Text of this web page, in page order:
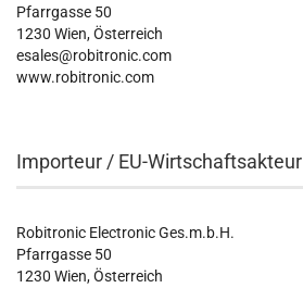
Pfarrgasse 50
1230 Wien, Österreich
esales@robitronic.com
www.robitronic.com
Importeur / EU-Wirtschaftsakteur
Robitronic Electronic Ges.m.b.H.
Pfarrgasse 50
1230 Wien, Österreich